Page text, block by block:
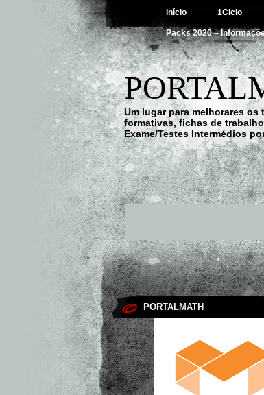
Início 1Ciclo
Packs 2020 –
Um lugar para melhorares
formativas, fichas de
Exame/Testes Intermédios
PORTALMATH